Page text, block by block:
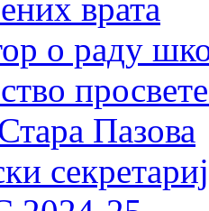
врата
о раду
Пазова